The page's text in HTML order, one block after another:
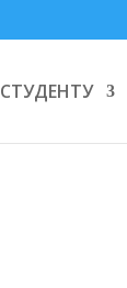
СТУДЕНТУ